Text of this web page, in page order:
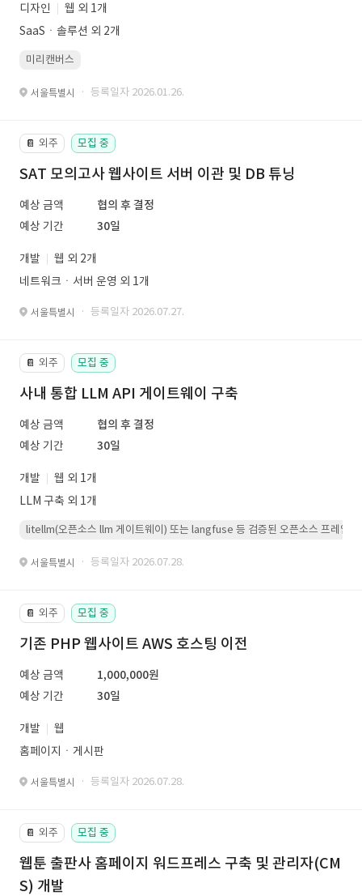
디자인
웹 외 1개
SaaSㆍ솔루션 외 2개
미리캔버스
서울특별시 · 등록일자 2026.01.26.
📔 외주 모집 중
SAT 모의고사 웹사이트 서버 이관 및 DB 튜닝
예상 금액
협의 후 결정
예상 기간
30일
개발
웹 외 2개
네트워크ㆍ서버 운영 외 1개
서울특별시 · 등록일자 2026.07.27.
📔 외주 모집 중
사내 통합 LLM API 게이트웨이 구축
예상 금액
협의 후 결정
예상 기간
30일
개발
웹 외 1개
LLM 구축 외 1개
litellm(오픈소스 llm 게이트웨이) 또는 langfuse 등 검증된 오픈소스 프레임워
서울특별시 · 등록일자 2026.07.28.
📔 외주 모집 중
기존 PHP 웹사이트 AWS 호스팅 이전
예상 금액
1,000,000원
예상 기간
30일
개발
웹
홈페이지ㆍ게시판
서울특별시 · 등록일자 2026.07.28.
📔 외주 모집 중
웹툰 출판사 홈페이지 워드프레스 구축 및 관리자(CM
S) 개발